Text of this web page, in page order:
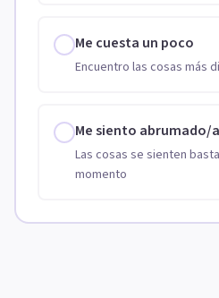
Me cuesta un poco
Encuentro las cosas más
Me siento abrumado/a
Las cosas se sienten
momento